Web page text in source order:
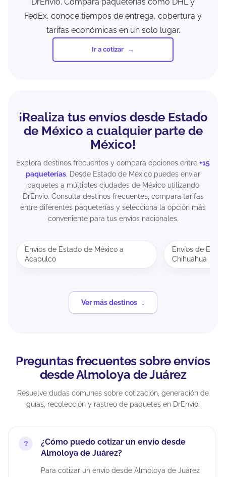
FedEx, conoce tiempos de entrega, cobertura y
tarifas económicas en un solo lugar.
Ir a cotizar
¡Realiza tus envíos desde Estado
de México a cualquier parte de
México!
Explora destinos frecuentes y compara opciones entre +15
paqueterías. Desde Estado de México puedes enviar
paquetes a múltiples ciudades de México utilizando
DrEnvío. Consulta destinos frecuentes, compara tarifas
entre diferentes paqueterías y selecciona la opción más
conveniente para tus envíos nacionales.
Envíos de Estado de México a
Acapulco
Envíos de
Chihuahua
Ver más destinos
Preguntas frecuentes sobre envíos
desde Almoloya de Juárez
Resuelve dudas comunes sobre cotización, generación de
guías, recolección y rastreo de paquetes en DrEnvío.
¿Cómo puedo cotizar un envío desde
Almoloya de Juárez?
Para cotizar un envío desde Almoloya de Juárez